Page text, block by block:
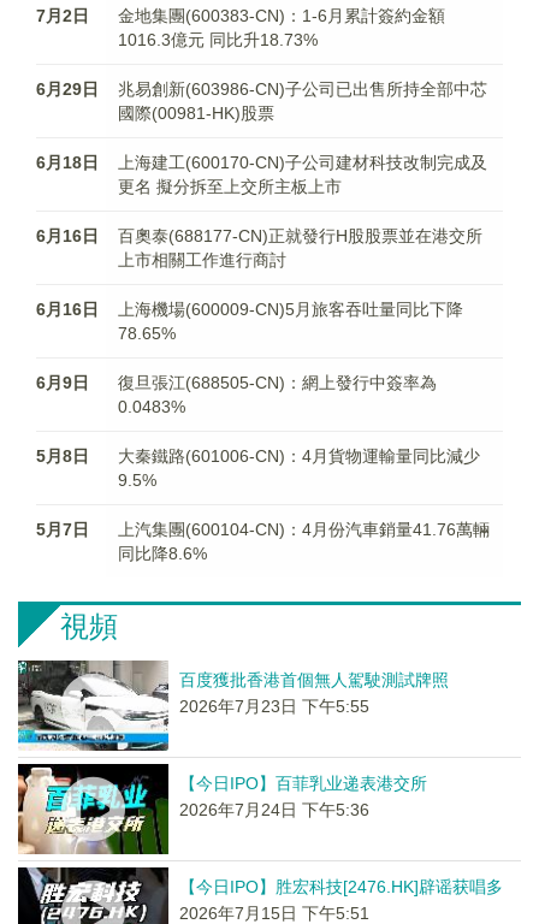
7月2日
金地集團(600383-CN)：1-6月累計簽約金額
1016.3億元 同比升18.73%
6月29日
兆易創新(603986-CN)子公司已出售所持全部中芯
國際(00981-HK)股票
6月18日
上海建工(600170-CN)子公司建材科技改制完成及
更名 擬分拆至上交所主板上市
6月16日
百奧泰(688177-CN)正就發行H股股票並在港交所
上市相關工作進行商討
6月16日
上海機場(600009-CN)5月旅客吞吐量同比下降
78.65%
6月9日
復旦張江(688505-CN)：網上發行中簽率為
0.0483%
5月8日
大秦鐵路(601006-CN)：4月貨物運輸量同比減少
9.5%
5月7日
上汽集團(600104-CN)：4月份汽車銷量41.76萬輛
同比降8.6%
視頻
百度獲批香港首個無人駕駛測試牌照
2026年7月23日 下午5:55
【今日IPO】百菲乳业递表港交所
2026年7月24日 下午5:36
【今日IPO】胜宏科技[2476.HK]辟谣获唱多
2026年7月15日 下午5:51